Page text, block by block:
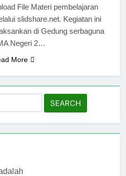
File Materi pembelajaran
slidshare.net. Kegiatan ini
di Gedung serbaguna
Negeri 2…
More